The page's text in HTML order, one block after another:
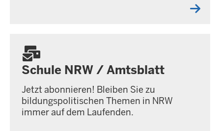
Schule NRW / Amtsblatt
Jetzt abonnieren! Bleiben Sie zu
bildungspolitischen Themen in NRW
immer auf dem Laufenden.